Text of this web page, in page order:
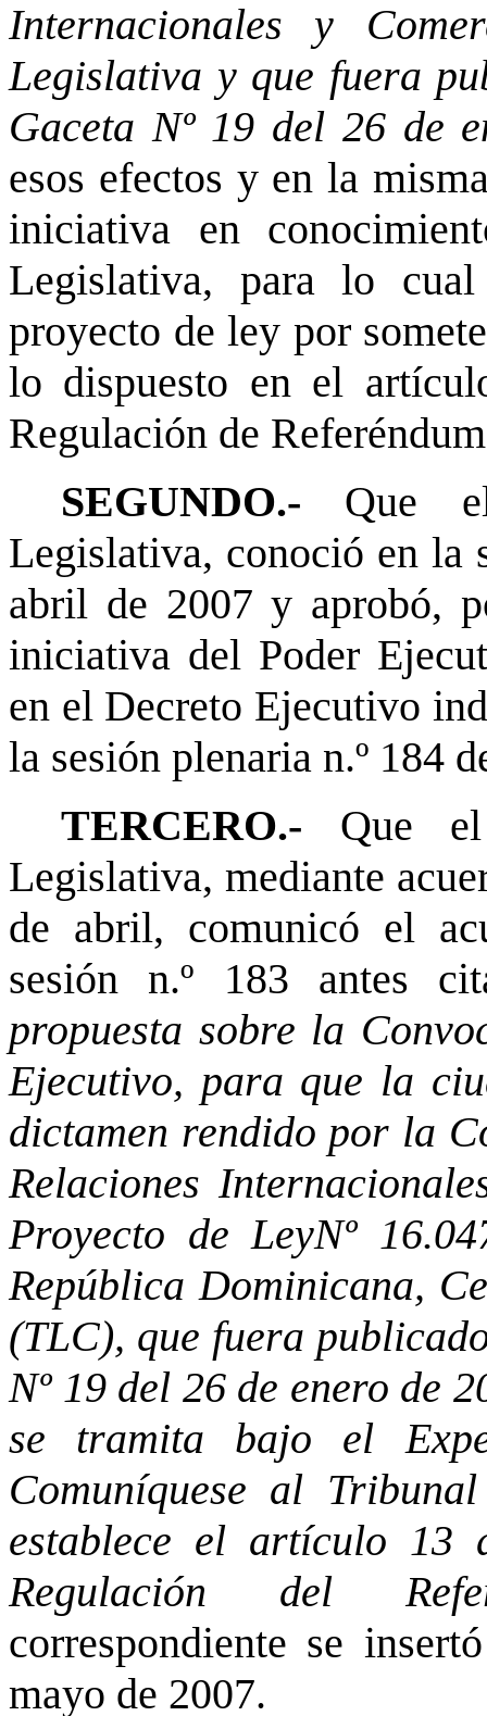
Internacionales y
Legislativa y que fuera
Gaceta Nº 19 del 26 de
esos efectos y en la
iniciativa en
Legislativa, para lo
proyecto de ley por
lo dispuesto en el
Regulación de
SEGUNDO.- Que
Legislativa, conoció en la
abril de 2007 y aprobó,
iniciativa del Poder
en el Decreto Ejecutivo
la sesión plenaria n.º 184
TERCERO.- Que el
Legislativa, mediante
de abril, comunicó el
sesión n.º 183 antes
propuesta sobre la
Ejecutivo, para que la
dictamen rendido por la
Relaciones
Proyecto de LeyNº
República Dominicana,
(TLC), que fuera
Nº 19 del 26 de enero de
se tramita bajo el
Comuníquese al
establece el artículo 13
Regulación del
correspondiente se
mayo de 2007.